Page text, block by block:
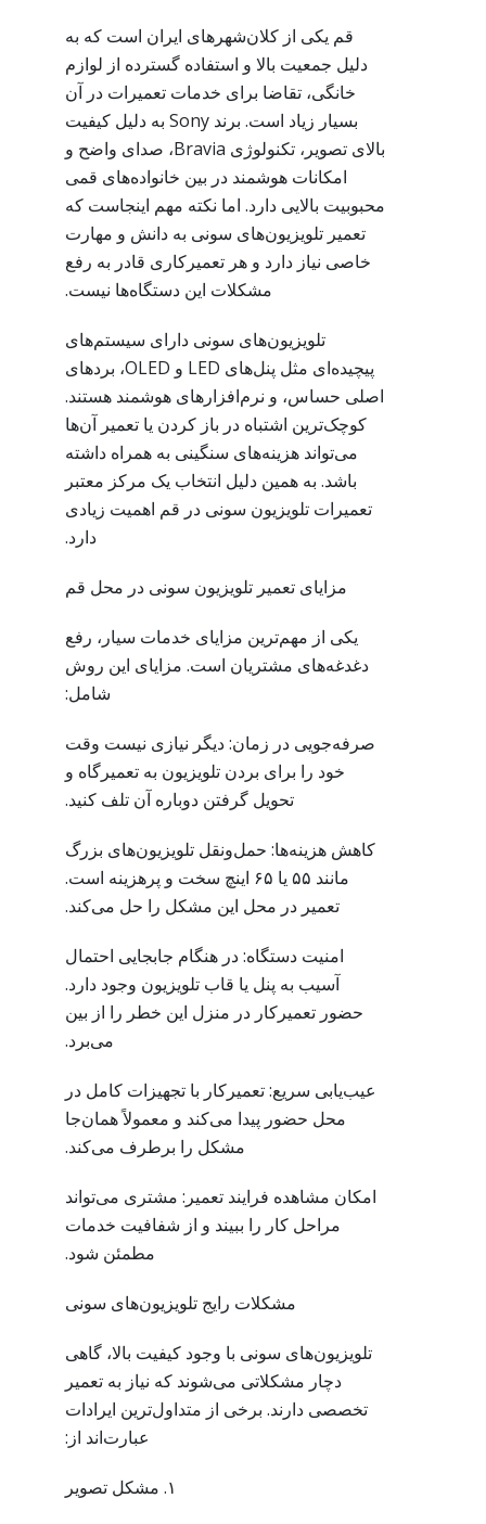
قم یکی از کلان‌شهرهای ایران است که به
دلیل جمعیت بالا و استفاده گسترده از لوازم
خانگی، تقاضا برای خدمات تعمیرات در آن
بسیار زیاد است. برند Sony به دلیل کیفیت
بالای تصویر، تکنولوژی Bravia، صدای واضح و
امکانات هوشمند در بین خانواده‌های قمی
محبوبیت بالایی دارد. اما نکته مهم اینجاست که
تعمیر تلویزیون‌های سونی به دانش و مهارت
خاصی نیاز دارد و هر تعمیرکاری قادر به رفع
مشکلات این دستگاه‌ها نیست.
تلویزیون‌های سونی دارای سیستم‌های
پیچیده‌ای مثل پنل‌های LED و OLED، بردهای
اصلی حساس، و نرم‌افزارهای هوشمند هستند.
کوچک‌ترین اشتباه در باز کردن یا تعمیر آن‌ها
می‌تواند هزینه‌های سنگینی به همراه داشته
باشد. به همین دلیل انتخاب یک مرکز معتبر
تعمیرات تلویزیون سونی در قم اهمیت زیادی
دارد.
مزایای تعمیر تلویزیون سونی در محل قم
یکی از مهم‌ترین مزایای خدمات سیار، رفع
دغدغه‌های مشتریان است. مزایای این روش
شامل:
صرفه‌جویی در زمان: دیگر نیازی نیست وقت
خود را برای بردن تلویزیون به تعمیرگاه و
تحویل گرفتن دوباره آن تلف کنید.
کاهش هزینه‌ها: حمل‌ونقل تلویزیون‌های بزرگ
مانند ۵۵ یا ۶۵ اینچ سخت و پرهزینه است.
تعمیر در محل این مشکل را حل می‌کند.
امنیت دستگاه: در هنگام جابجایی احتمال
آسیب به پنل یا قاب تلویزیون وجود دارد.
حضور تعمیرکار در منزل این خطر را از بین
می‌برد.
عیب‌یابی سریع: تعمیرکار با تجهیزات کامل در
محل حضور پیدا می‌کند و معمولاً همان‌جا
مشکل را برطرف می‌کند.
امکان مشاهده فرایند تعمیر: مشتری می‌تواند
مراحل کار را ببیند و از شفافیت خدمات
مطمئن شود.
مشکلات رایج تلویزیون‌های سونی
تلویزیون‌های سونی با وجود کیفیت بالا، گاهی
دچار مشکلاتی می‌شوند که نیاز به تعمیر
تخصصی دارند. برخی از متداول‌ترین ایرادات
عبارت‌اند از:
۱. مشکل تصویر